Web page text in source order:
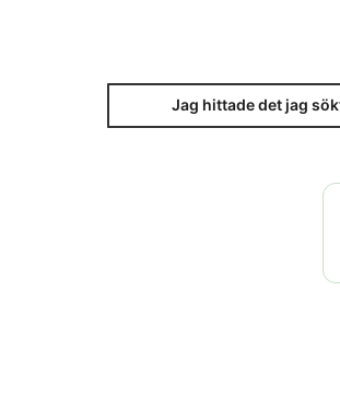
Jag hittade det jag